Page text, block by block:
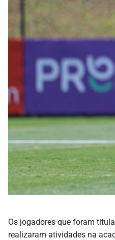
Os jogadores que foram
realizaram atividades na